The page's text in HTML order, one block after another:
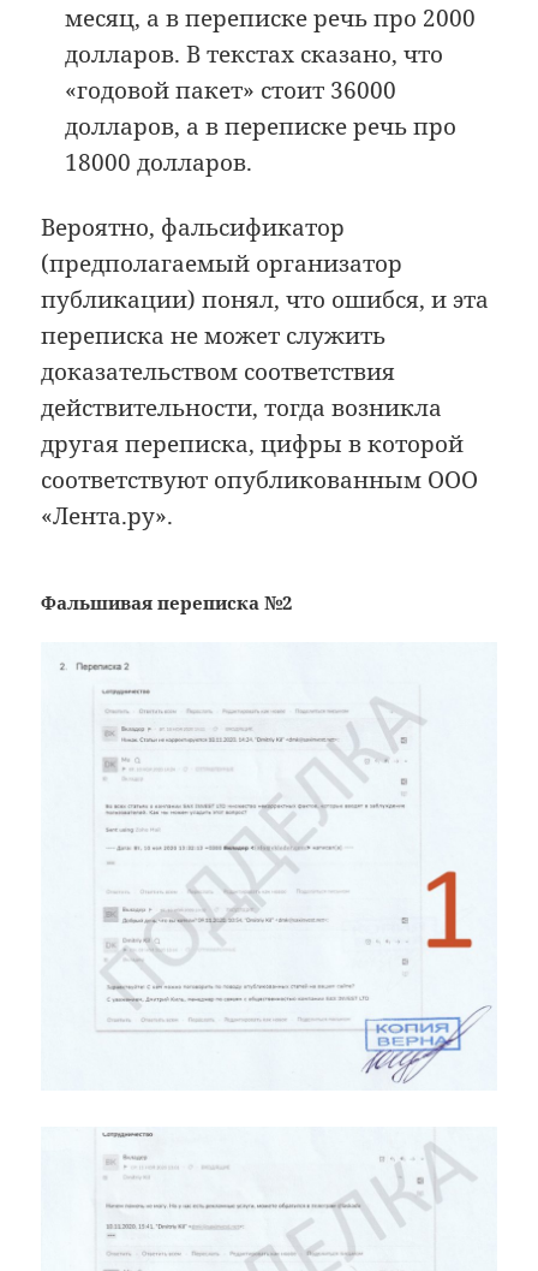
месяц, а в переписке речь про 2000
долларов. В текстах сказано, что
«годовой пакет» стоит 36000
долларов, а в переписке речь про
18000 долларов.
Вероятно, фальсификатор
(предполагаемый организатор
публикации) понял, что ошибся, и эта
переписка не может служить
доказательством соответствия
действительности, тогда возникла
другая переписка, цифры в которой
соответствуют опубликованным ООО
«Лента.ру».
Фальшивая переписка №2